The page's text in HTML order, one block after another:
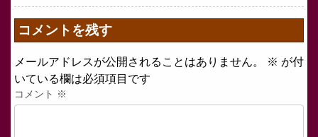
コメントを残す
メールアドレスが公開されることはありません。 ※ が付
いている欄は必須項目です
コメント ※